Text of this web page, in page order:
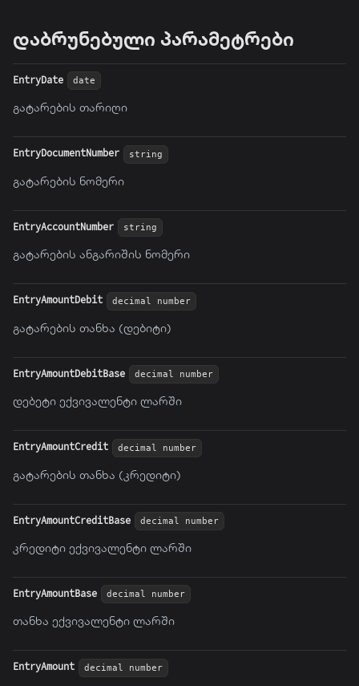
დაბრუნებული პარამეტრები
EntryDate date
გატარების თარიღი
EntryDocumentNumber string
გატარების ნომერი
EntryAccountNumber string
გატარების ანგარიშის ნომერი
EntryAmountDebit decimal number
გატარების თანხა (დებიტი)
EntryAmountDebitBase decimal number
დებეტი ექვივალენტი ლარში
EntryAmountCredit decimal number
გატარების თანხა (კრედიტი)
EntryAmountCreditBase decimal number
კრედიტი ექვივალენტი ლარში
EntryAmountBase decimal number
თანხა ექვივალენტი ლარში
EntryAmount decimal number